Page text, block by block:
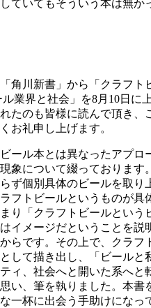
ていてもそういう本は無か
角川新書」から「クラフト
業界と社会」を8月10日に
たのも皆様に読んで頂き、
お礼申し上げます。
ール本とは異なったアプロ
象について綴っております
ず個別具体のビールを取り
フトビールというものが具
り「クラフトビールという
イメージだということを説
らです。その上で、クラフ
して描き出し、「ビールと
ィ、社会へと開いた系へと
い、筆を執りました。本書
一杯に出会う手助けになっ